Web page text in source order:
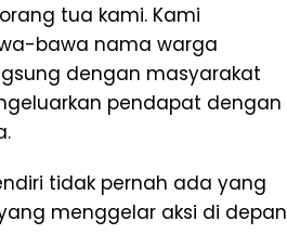
tua kami. Kami
bawa nama warga
dengan masyarakat
pendapat dengan
tidak pernah ada yang
menggelar aksi di depan